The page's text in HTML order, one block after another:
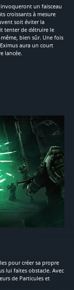
un faisceau
croissants à mesure
soit éviter la
tenter de détruire le
bien sûr. Une fois
aura un court
lancée.
pour créer sa propre
lui faites obstacle. Avec
de Particules et